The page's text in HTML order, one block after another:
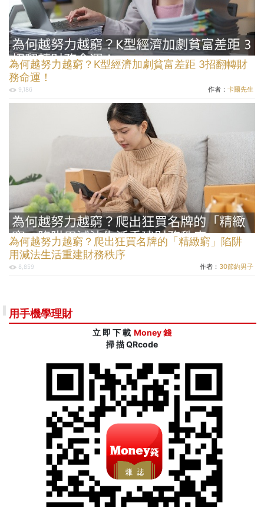
為何越努力越窮？K型經濟加劇貧富差距 3招翻轉財
務命運！
9,186 作者： 卡爾先生
為何越努力越窮？爬出狂買名牌的「精緻窮」陷阱
用減法生活重建財務秩序
8,859 作者： 30節約男子
用手機學理財
立 即 下 載 Money 錢
掃 描 QRcode